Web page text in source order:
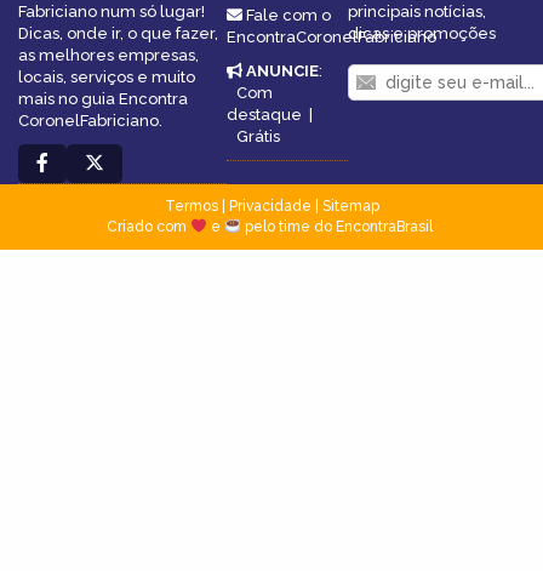
Fabriciano num só lugar!
Dicas, onde ir, o que fazer,
as melhores empresas,
locais, serviços e muito
mais no guia Encontra
CoronelFabriciano.
Fale com o
EncontraCoronelFabriciano
ANUNCIE:
Com
destaque |
Grátis
principais notícias,
dicas e promoções
Termos| Privacidade
Sitemap
Criado com
e pelo time do EncontraBrasil